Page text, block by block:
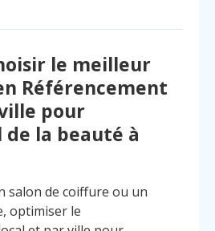
le meilleur
Référencement
pour
de la beauté à
salon de coiffure ou un
optimiser le